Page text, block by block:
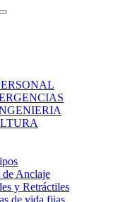
de Anclaje
y Retráctiles